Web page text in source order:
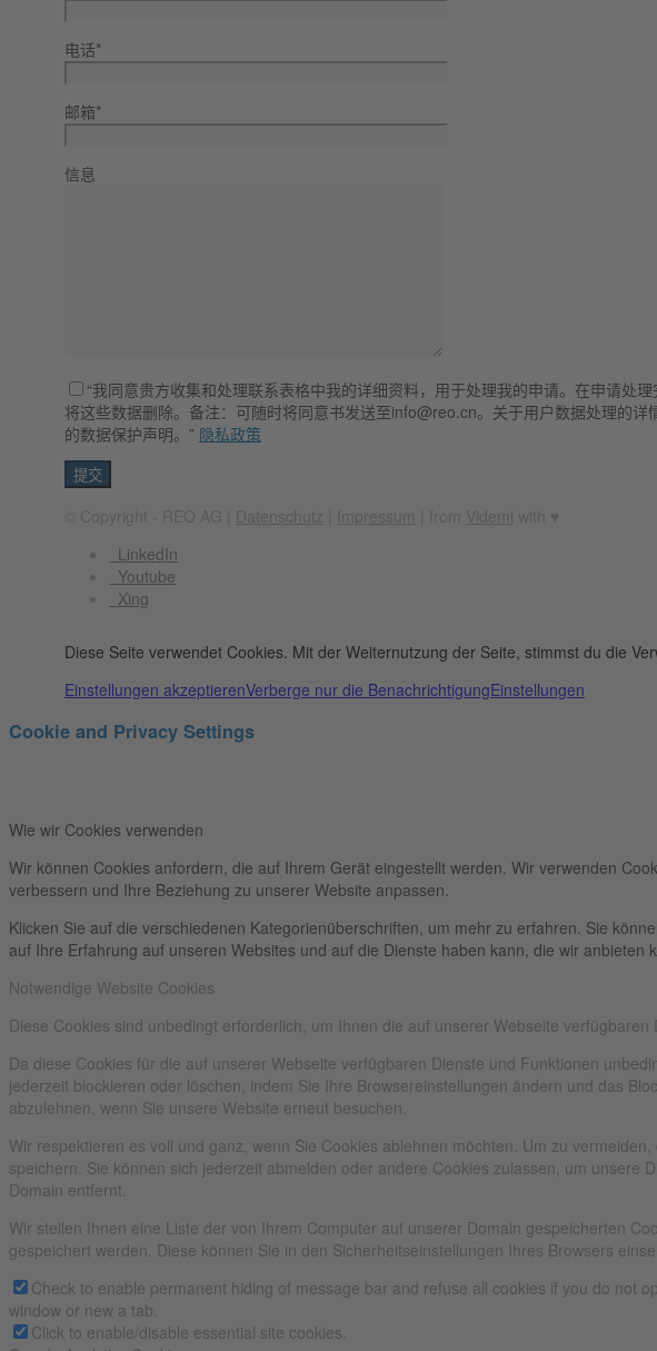
电话*
邮箱*
信息
“我同意贵方收集和处理联系表格中我的详细资料，用于处理我的申请。在申请处
将这些数据删除。备注：可随时将同意书发送至info@reo.cn。关于用户数据处理的详
的数据保护声明。” 隐私政策
Datenschutz Impressum Videmi
LinkedIn
Youtube
Xing
Diese Seite verwendet Cookies. Mit der Weiternutzung der Seite, stimmst du die
Einstellungen akzeptierenVerberge nur die BenachrichtigungEinstellungen
Cookie and Privacy Settings
Wie wir Cookies verwenden
Wir können Cookies anfordern, die auf Ihrem Gerät eingestellt werden. Wir verwenden
verbessern und Ihre Beziehung zu unserer Website anpassen.
Klicken Sie auf die verschiedenen Kategorienüberschriften, um mehr zu erfahren. Sie
auf Ihre Erfahrung auf unseren Websites und auf die Dienste haben kann, die wir anbieten
Notwendige Website Cookies
Diese Cookies sind unbedingt erforderlich, um Ihnen die auf unserer Webseite
Da diese Cookies für die auf unserer Webseite verfügbaren Dienste und Funktionen
jederzeit blockieren oder löschen, indem Sie Ihre Browsereinstellungen ändern und das
abzulehnen, wenn Sie unsere Website erneut besuchen.
Wir respektieren es voll und ganz, wenn Sie Cookies ablehnen möchten. Um zu
speichern. Sie können sich jederzeit abmelden oder andere Cookies zulassen, um
Domain entfernt.
Wir stellen Ihnen eine Liste der von Ihrem Computer auf unserer Domain gespeicherten
gespeichert werden. Diese können Sie in den Sicherheitseinstellungen Ihres Browsers
Check to enable permanent hiding of message bar and refuse all cookies if you do not
window or new a tab.
Click to enable/disable essential site cookies.